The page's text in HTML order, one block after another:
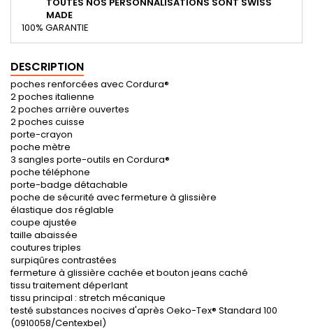
MADE
100% GARANTIE
DESCRIPTION
poches renforcées avec Cordura®
2 poches italienne
2 poches arrière ouvertes
2 poches cuisse
porte-crayon
poche mètre
3 sangles porte-outils en Cordura®
poche téléphone
porte-badge détachable
poche de sécurité avec fermeture à glissière
élastique dos réglable
coupe ajustée
taille abaissée
coutures triples
surpiqûres contrastées
fermeture à glissière cachée et bouton jeans caché
tissu traitement déperlant
tissu principal : stretch mécanique
testé substances nocives d'après Oeko-Tex® Standard 100
(0910058/Centexbel)